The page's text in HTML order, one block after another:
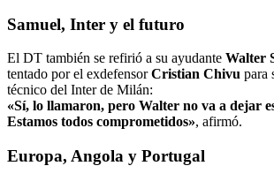
Samuel, Inter y el futuro
El DT también se refirió a su ayudante Walter
tentado por el exdefensorCristian Chivu para
técnico del Inter de Milán:
«Sí, lo llamaron, pero Walter no va a dejar
Estamos todos comprometidos», afirmó.
Europa, Angola y Portugal